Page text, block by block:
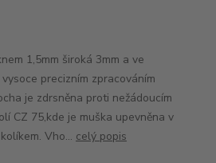
1,5mm široká 3mm a ve
precizním zpracováním
je zdrsněna proti nežádoucím
CZ 75,kde je muška upevněna v
Vho... celý popis